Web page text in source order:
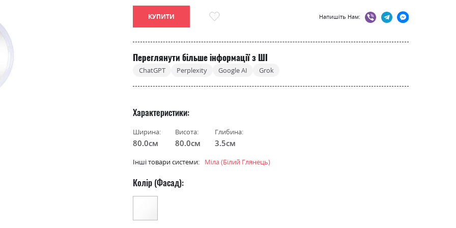
КУПИТИ Напишіть Нам:
Переглянути більше інформації з ШІ
ChatGPT Perplexity Google AI Grok
Характеристики
Ширина:
80.0см
Висота:
80.0см
Глибина:
3.5см
Інші товари системи: Міла (Білий Глянець)
Колір (Фасад):